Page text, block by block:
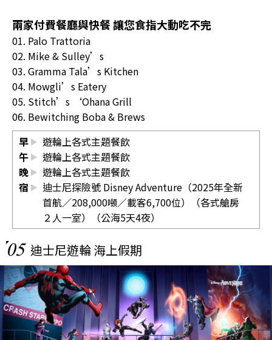
兩家付費餐廳與快餐 讓您食指大動吃不完
01. Palo Trattoria
02. Mike & Sulley’s
03. Gramma Tala’s Kitchen
04. Mowgli’s Eatery
05. Stitch’s ‘Ohana Grill
06. Bewitching Boba & Brews
早
遊輪上各式主題餐飲
午
遊輪上各式主題餐飲
晚
遊輪上各式主題餐飲
宿
迪士尼探險號 Disney Adventure（2025年全新
首航／208,000噸／載客6,700位）（各式艙房
２人一室）（公海5天4夜）
05 迪士尼遊輪 海上假期